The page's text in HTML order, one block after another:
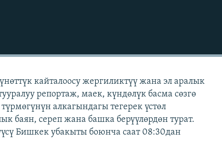
кайталоосу жергиликтүү жана эл аралык
репортаж, маек, күндөлүк басма сөзгө
алкагындагы тегерек үстөл
баян, сереп жана башка берүүлөрдөн турат.
Бишкек убакыты боюнча саат 08:30дан